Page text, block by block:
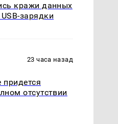
кражи данных
зарядки
23 часа назад
отсутствии